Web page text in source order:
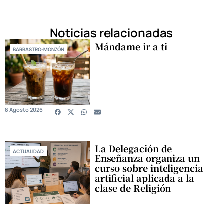
Noticias relacionadas
BARBASTRO-MONZÓN Mándame ir a ti
8 Agosto 2026
ACTUALIDAD La Delegación de
Enseñanza organiza un
curso sobre inteligencia
artificial aplicada a la
clase de Religión